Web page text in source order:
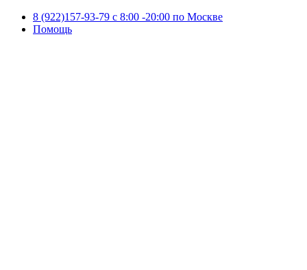
8 (922)157-93-79 c 8:00 -20:00 по Москве
Помощь